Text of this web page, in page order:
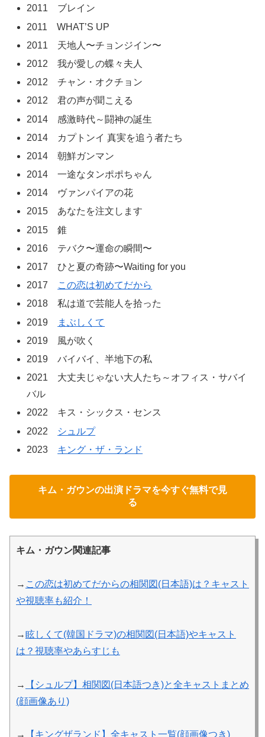
2011 ブレイン
2011 WHAT’S UP
2011 天地人〜チョンジイン〜
2012 我が愛しの蝶々夫人
2012 チャン・オクチョン
2012 君の声が聞こえる
2014 感激時代～闘神の誕生
2014 カプトンイ 真実を追う者たち
2014 朝鮮ガンマン
2014 一途なタンポポちゃん
2014 ヴァンパイアの花
2015 あなたを注文します
2015 錐
2016 テバク〜運命の瞬間〜
2017 ひと夏の奇跡〜Waiting for you
2017
この恋は初めてだから
2018 私は道で芸能人を拾った
2019
まぶしくて
2019 風が吹く
2019 バイバイ、半地下の私
2021 大丈夫じゃない大人たち～オフィス・サバイ
バル
2022 キス・シックス・センス
2022
シュルプ
2023 キング・ザ・ランド
キム・ガウンの出演ドラマを今すぐ無料で見
る
キム・ガウン関連記事
→ この恋は初めてだからの相関図(日本語)は？キャスト
や視聴率も紹介！
→眩しくて(韓国ドラマ)の相関図(日本語)やキャスト
は？視聴率やあらすじも
→
【シュルプ】相関図(日本語つき)と全キャストまとめ
(顔画像あり)
→ 【キングザランド】全キャスト一覧(顔画像つき)